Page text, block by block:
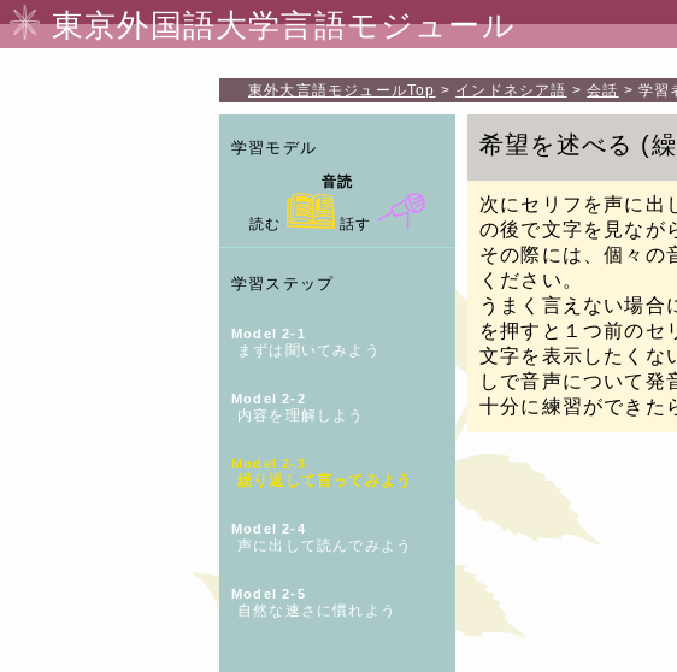
東京外国語大学言語モジュール
東外大言語モジュールTop インドネシア語 会話 学習
学習モデル
音読
読む 話す
学習ステップ
Model 2-1
まずは聞いてみよう
Model 2-2
内容を理解しよう
Model 2-3
繰り返して言ってみよう
Model 2-4
声に出して読んでみよう
Model 2-5
自然な速さに慣れよう
希望を述べる
次にセリフを声に出
の後で文字を見なが
その際には、個々の
ください。
うまく言えない場合
を押すと１つ前のセ
文字を表示したくな
しで音声について発
十分に練習ができた